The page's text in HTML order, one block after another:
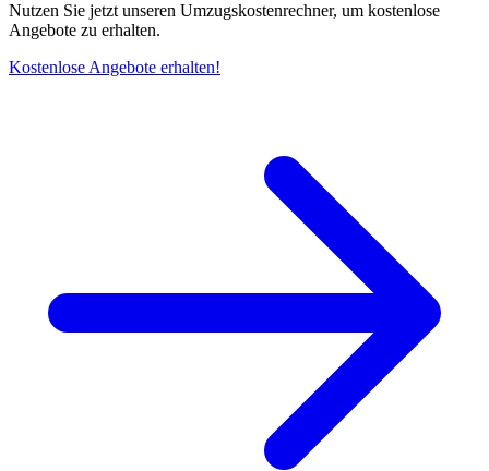
Nutzen Sie jetzt unseren Umzugskostenrechner, um kostenlose
Angebote zu erhalten.
Kostenlose Angebote erhalten!